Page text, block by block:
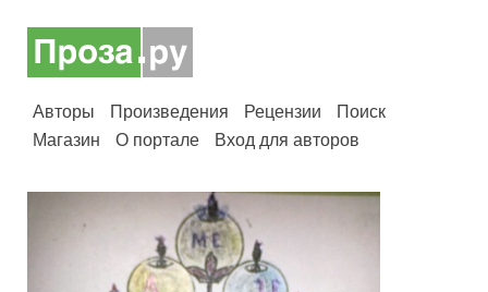
Авторы Произведения Рецензии
Поиск
Магазин
О портале Вход для авторов